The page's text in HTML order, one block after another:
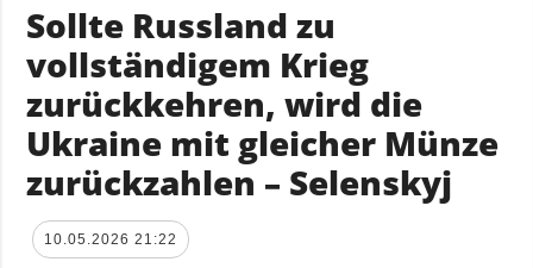
Sollte Russland zu
vollständigem Krieg
zurückkehren, wird die
Ukraine mit gleicher Münze
zurückzahlen – Selenskyj
10.05.2026 21:22